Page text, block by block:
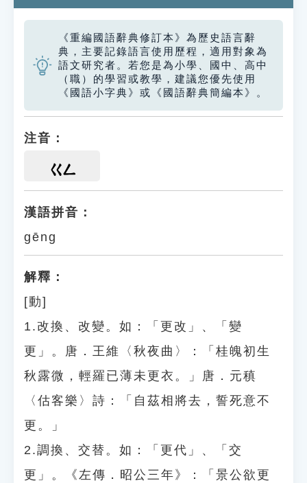
《重編國語辭典修訂本》為歷史語言辭
典，主要記錄語言使用歷程，適用對象為
語文研究者。若您是為小學、國中、高中
（職）的學習或教學，建議您優先使用
《國語小字典》或《國語辭典簡編本》。
注音：
ㄍㄥ
漢語拼音：
gēng
解釋：
[動]
1.改換、改變。如：「更改」、「變
更」。唐．王維〈秋夜曲〉：「桂魄初生
秋露微，輕羅已薄未更衣。」唐．元稹
〈估客樂〉詩：「自茲相將去，誓死意不
更。」
2.調換、交替。如：「更代」、「交
更」。《左傳．昭公三年》：「景公欲更